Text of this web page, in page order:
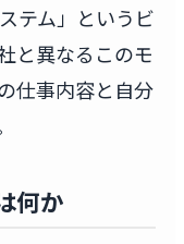
テム」というビ
と異なるこのモ
仕事内容と自分
何か